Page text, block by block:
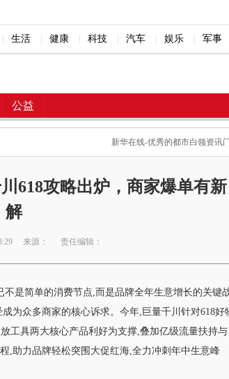
生活 健康 科技 汽车 娱乐 军事
公益
新华在线-优秀的都市白领资讯
618攻略出炉，商家爆单有新
解
来源： 责任编辑：
是简单的消费节点,而是品牌全年生意增长的关键
为众多商家的核心诉求。今年,巨量千川针对618好
工具两大核心产品利好为支撑,叠加亿级流量扶持与
,助力品牌轻松突围大促红海,全力冲刺年中生意峰